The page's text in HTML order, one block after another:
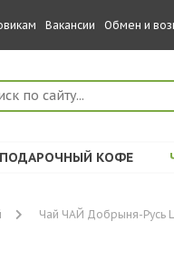
Вакансии Обмен и
ПОДАРОЧНЫЙ КОФЕ
Чай ЧАЙ Добрыня-Русь